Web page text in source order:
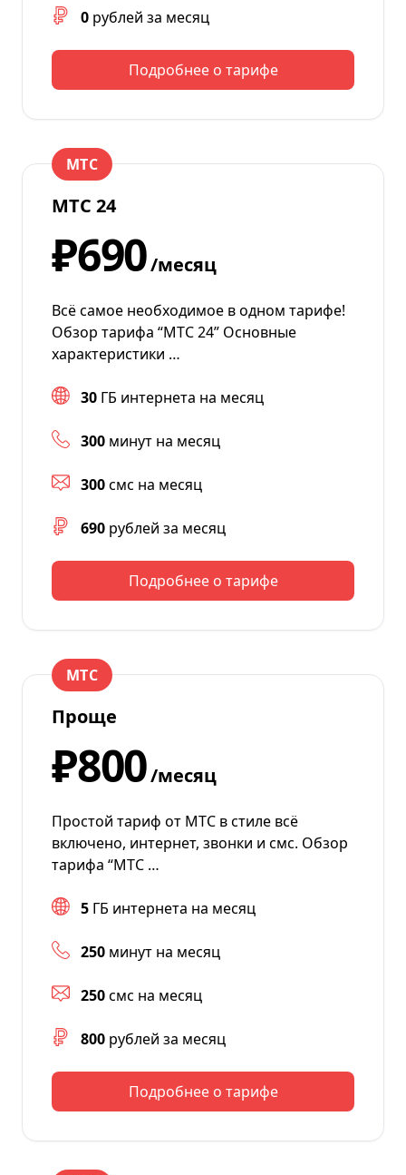
0 рублей за месяц
Подробнее о тарифе
МТС
МТС 24
₽690/месяц
Всё самое необходимое в одном тарифе!
Обзор тарифа “МТС 24” Основные
характеристики …
30 ГБ интернета на месяц
300 минут на месяц
300смс на месяц
690 рублей за месяц
Подробнее о тарифе
МТС
Проще
₽800/месяц
Простой тариф от МТС в стиле всё
включено, интернет, звонки и смс. Обзор
тарифа “МТС …
5 ГБ интернета на месяц
250 минут на месяц
250смс на месяц
800 рублей за месяц
Подробнее о тарифе